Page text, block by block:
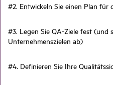
#2. Entwickeln Sie einen Plan für
#3. Legen Sie QA-Ziele fest (und
Unternehmenszielen ab)
#4. Definieren Sie Ihre